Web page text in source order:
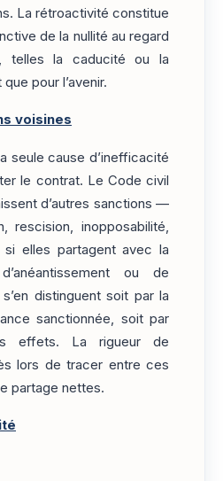
La rétroactivité constitue
de la nullité au regard
telles la caducité ou la
pour l’avenir.
voisines
seule cause d’inefficacité
le contrat. Le Code civil
d’autres sanctions —
rescision, inopposabilité,
elles partagent avec la
ou de
distinguent soit par la
sanctionnée, soit par
effets. La rigueur de
lors de tracer entre ces
partage nettes.